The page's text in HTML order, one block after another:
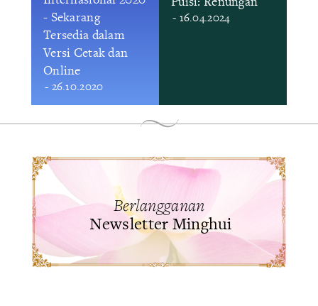
- Sekarang
Tersedia dalam
Versi Cetak dan
Online
- 26.10.2020
- 16.04.2024
Berlangganan
Newsletter Minghui